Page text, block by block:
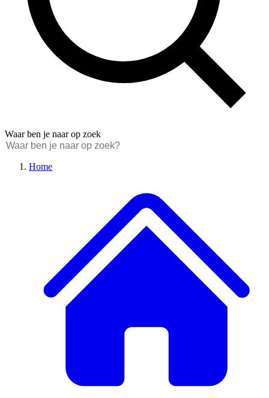
Waar ben je naar op zoek
Home